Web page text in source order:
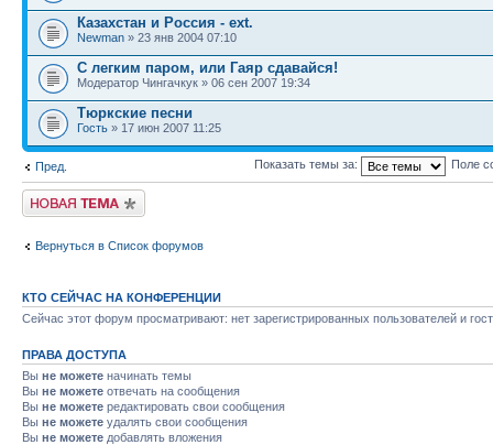
Казахстан и Россия - ext.
Newman » 23 янв 2004 07:10
С легким паром, или Гаяр сдавайся!
Модератор Чингачкук » 06 сен 2007 19:34
Тюркские песни
Гость » 17 июн 2007 11:25
Пред. Показать темы за: Поле
Новая тема
Вернуться в Список форумов
КТО СЕЙЧАС НА КОНФЕРЕНЦИИ
Сейчас этот форум просматривают: нет зарегистрированных пользователей и
ПРАВА ДОСТУПА
Вы не можете начинать темы
Вы не можете отвечать на сообщения
Вы не можете редактировать свои сообщения
Вы не можете удалять свои сообщения
Вы не можете добавлять вложения